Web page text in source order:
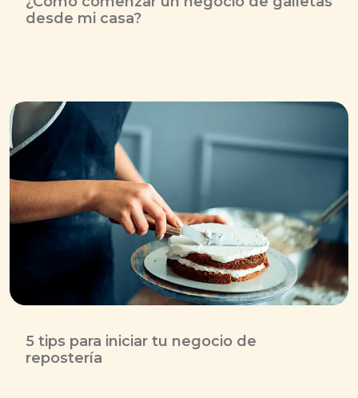
desde mi casa?
5 tips para iniciar tu negocio de
repostería